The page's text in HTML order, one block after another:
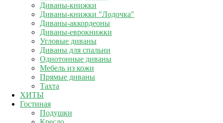
Диваны-книжки
Диваны-книжки "Лодочка"
Диваны-аккордеоны
Диваны-еврокнижки
Угловые диваны
Диваны для спальни
Однотонные диваны
Мебель из кожи
Прямые диваны
Тахта
ХИТЫ
Гостиная
Подушки